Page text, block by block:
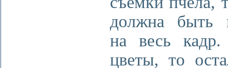
должна быть
на весь
цветы, то